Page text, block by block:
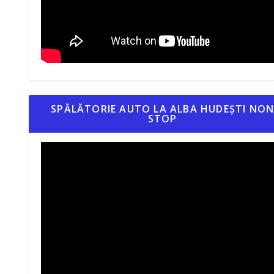
SPĂLĂTORIE AUTO LA ALBA HUDEȘTI NON
STOP